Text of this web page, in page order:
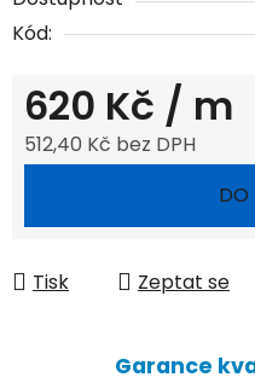
Kód:
620 Kč / m
512,40 Kč bez DPH
DO
Tisk Zeptat se
Garance